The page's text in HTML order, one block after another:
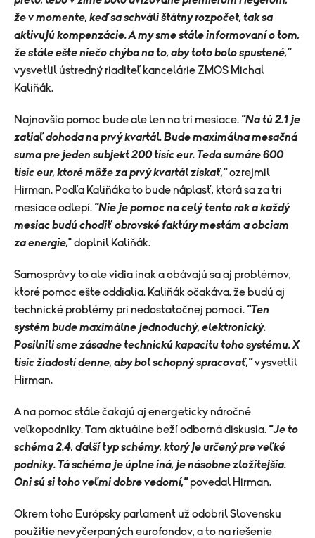
že v momente, keď sa schváli štátny rozpočet, tak sa
aktivujú kompenzácie. A my sme stále informovaní o tom,
že stále ešte niečo chýba na to, aby toto bolo spustené,"
vysvetlil ústredný riaditeľ kancelárie ZMOS Michal
Kaliňák.
Najnovšia pomoc bude ale len na tri mesiace. "Na tú 2.1 je
zatiaľ dohoda na prvý kvartál. Bude maximálna mesačná
suma pre jeden subjekt 200 tisíc eur. Teda sumáre 600
tisíc eur, ktoré môže za prvý kvartál získať,"ozrejmil
Hirman. Podľa Kaliňáka to bude náplasť, ktorá sa za tri
mesiace odlepí. "Nie je pomoc na celý tento rok a každý
mesiac budú chodiť obrovské faktúry mestám a obciam
za energie," doplnil Kaliňák.
Samosprávy to ale vidia inak a obávajú sa aj problémov,
ktoré pomoc ešte oddialia. Kaliňák očakáva, že budú aj
technické problémy pri nedostatočnej pomoci. "Ten
systém bude maximálne jednoduchý, elektronický.
Posilnili sme zásadne technickú kapacitu toho systému. X
tisíc žiadostí denne, aby bol schopný spracovať,"vysvetlil
Hirman.
A na pomoc stále čakajú aj energeticky náročné
veľkopodniky. Tam aktuálne beží odborná diskusia. "Je to
schéma 2.4, ďalší typ schémy, ktorý je určený pre veľké
podniky. Tá schéma je úplne iná, je násobne zložitejšia.
Oni sú si toho veľmi dobre vedomí,"povedal Hirman.
Okrem toho Európsky parlament už odobril Slovensku
použitie nevyčerpaných eurofondov, a to na riešenie